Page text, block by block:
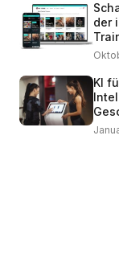
der
KI